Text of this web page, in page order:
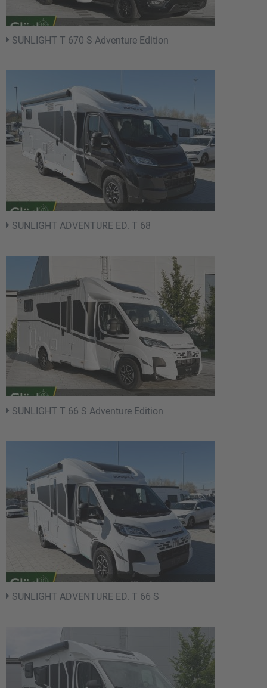
SUNLIGHT T 670 S Adventure Edition
SUNLIGHT ADVENTURE ED. T 68
SUNLIGHT T 66 S Adventure Edition
SUNLIGHT ADVENTURE ED. T 66 S